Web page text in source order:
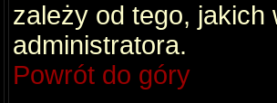
zależy od tego,
administratora.
Powrót do góry